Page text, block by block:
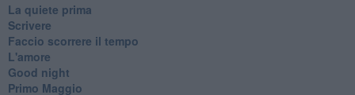
La quiete prima
Scrivere
Faccio scorrere il tempo
L'amore
Good night
Primo Maggio